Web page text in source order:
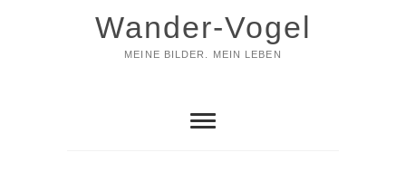
Wander-Vogel
MEINE BILDER. MEIN LEBEN